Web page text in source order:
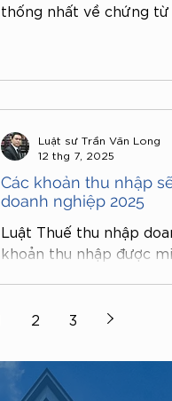
thống nhất về chứng
Các khoản thu nhập
doanh nghiệp 2025
Luật Thuế thu nhập
khoản thu nhập được
trọng để doanh nghiệp
Luật sư Trần Văn Long
12 thg 7, 2025
2 3